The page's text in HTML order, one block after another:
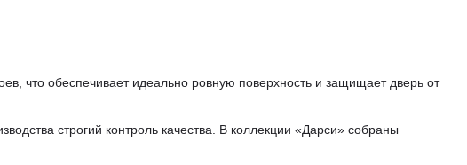
что обеспечивает идеально ровную поверхность и защищает дверь от
строгий контроль качества. В коллекции «Дарси» собраны